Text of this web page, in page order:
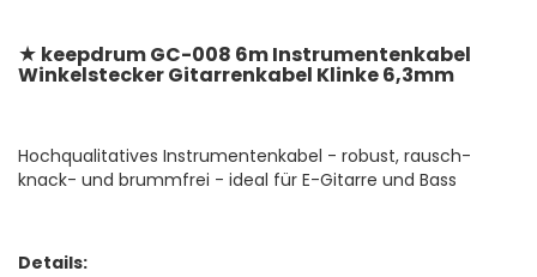
★ keepdrum GC-008 6m Instrumentenkabel
Winkelstecker Gitarrenkabel Klinke 6,3mm
Hochqualitatives Instrumentenkabel - robust, rausch-
knack- und brummfrei - ideal für E-Gitarre und Bass
Details: